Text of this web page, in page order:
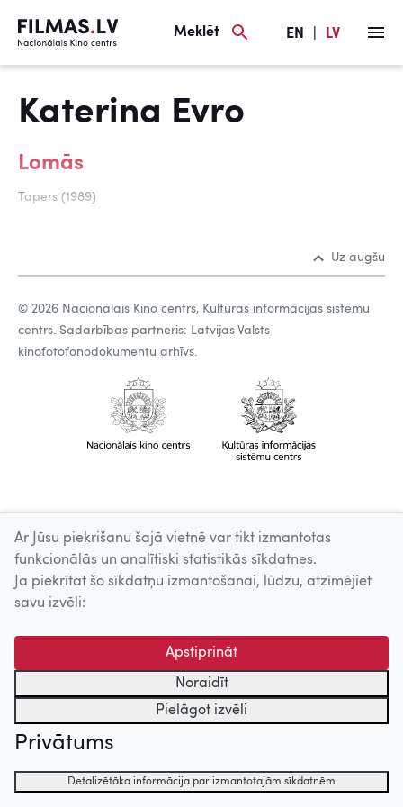
Meklēt EN LV
Katerina Evro
Lomās
Tapers (1989)
Uz augšu
© 2026 Nacionālais Kino centrs, Kultūras informācijas sistēmu
centrs. Sadarbības partneris: Latvijas Valsts
kinofotofonodokumentu arhīvs.
Ar Jūsu piekrišanu šajā vietnē var tikt izmantotas
funkcionālās un analītiski statistikās sīkdatnes.
Ja piekrītat šo sīkdatņu izmantošanai, lūdzu, atzīmējiet
savu izvēli:
Apstiprināt
Noraidīt
Pielāgot izvēli
Privātums
Detalizētāka informācija par izmantotajām sīkdatnēm